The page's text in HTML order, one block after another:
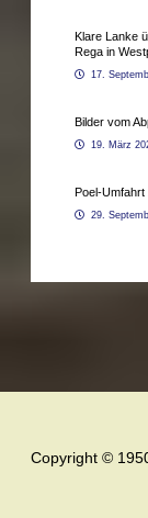
Klare Lanke
Rega in
17.
Bilder vom
19. März
Poel-Umfahrt
29.
Copyright ©